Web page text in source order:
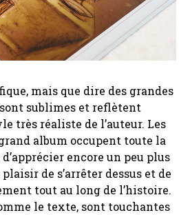
mais que dire des grandes
sublimes et reflètent
très réaliste de l’auteur. Les
album occupent toute la
encore un peu plus
de s’arrêter dessus et de
tout au long de l’histoire.
le texte, sont touchantes